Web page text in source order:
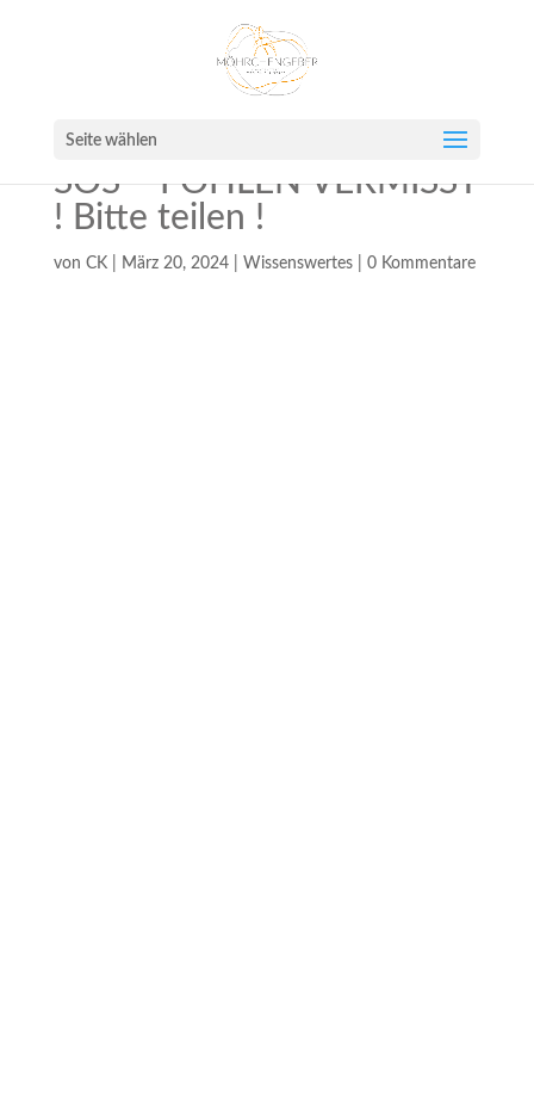
Seite wählen
SOS – FOHLEN VERMISST
! Bitte teilen !
von CK| März 20, 2024| Wissenswertes| 0 Kommentare